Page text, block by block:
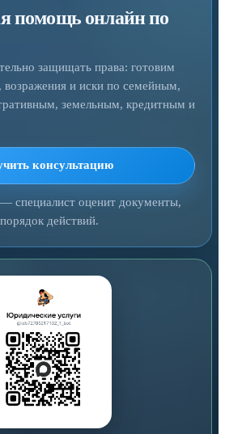
помощь онлайн по
защищать права: готовим
и иски по семейным,
земельным, кредитным и
консультацию
специалист оценит документы,
действий.